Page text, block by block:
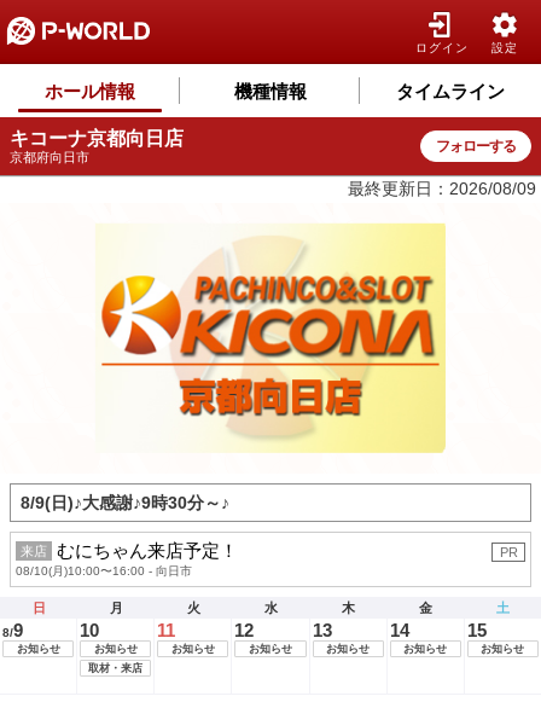
ログイン 設定
ホール情報 機種情報 タイムライン
キコーナ京都向日店
京都府向日市
フォローする
最終更新日：2026/08/09
8/9(日)♪大感謝♪9時30分～♪
来店 むにちゃん来店予定！ PR
08/10(月)10:00〜16:00 - 向日市
日 月 火 水 木 金 土
8/9
お知らせ
10
お知らせ
取材・来店
11
お知らせ
12
お知らせ
13
お知らせ
14
お知らせ
15
お知らせ